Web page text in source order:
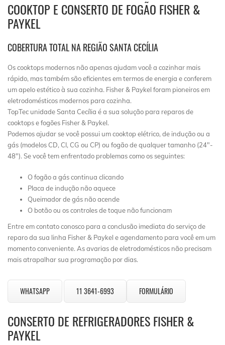
COOKTOP E CONSERTO DE FOGÃO FISHER &
PAYKEL
COBERTURA TOTAL NA REGIÃO SANTA CECÍLIA
Os cooktops modernos não apenas ajudam você a cozinhar mais
rápido, mas também são eficientes em termos de energia e conferem
um apelo estético à sua cozinha. Fisher & Paykel foram pioneiros em
eletrodomésticos modernos para cozinha.
TopTec unidade Santa Cecília é a sua solução para reparos de
cooktops e fogões Fisher & Paykel.
Podemos ajudar se você possui um cooktop elétrico, de indução ou a
gás (modelos CD, CI, CG ou CP) ou fogão de qualquer tamanho (24″-
48″). Se você tem enfrentado problemas como os seguintes:
O fogão a gás continua clicando
Placa de indução não aquece
Queimador de gás não acende
O botão ou os controles de toque não funcionam
Entre em contato conosco para a conclusão imediata do serviço de
reparo da sua linha Fisher & Paykel e agendamento para você em um
momento conveniente. As avarias de eletrodomésticos não precisam
mais atrapalhar sua programação por dias.
WHATSAPP 11 3641-6993 FORMULÁRIO
CONSERTO DE REFRIGERADORES FISHER &
PAYKEL